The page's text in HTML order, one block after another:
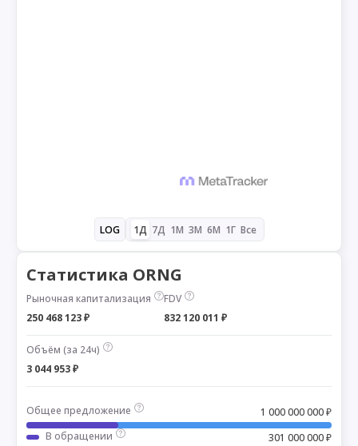
LOG 1Д 7Д 1М 3М 6М 1Г Все
Статистика ORNG
Рыночная капитализация
250 468 123 ₽
FDV
832 120 011 ₽
Объём (за 24ч)
3 044 953 ₽
Общее предложение
1 000 000 000 ₽
В обращении
301 000 000 ₽